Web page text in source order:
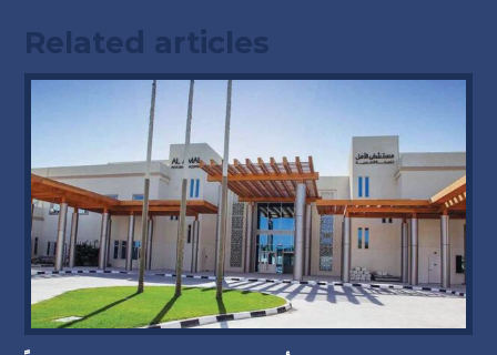
Related articles